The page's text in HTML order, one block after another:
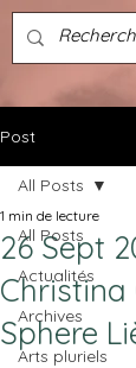
Post
All Posts
Actualités
Archives
Arts pluriels
All Posts
26 Sept
Christina
Sphere
1 min de lecture